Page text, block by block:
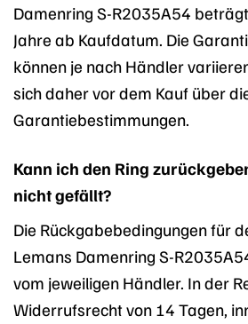
Damenring S-R2035A54
Jahre ab Kaufdatum. Die
können je nach Händler
sich daher vor dem Kauf über
Garantiebestimmungen.
Kann ich den Ring
nicht gefällt?
Die Rückgabebedingungen für
Lemans Damenring S-
vom jeweiligen Händler. In der
Widerrufsrecht von 14 Tagen,